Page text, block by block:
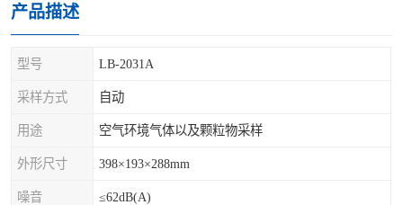
产品描述
型号 LB-2031A
采样方式 自动
用途 空气环境气体以及颗粒物采样
外形尺寸 398×193×288mm
噪音 ≤62dB(A)